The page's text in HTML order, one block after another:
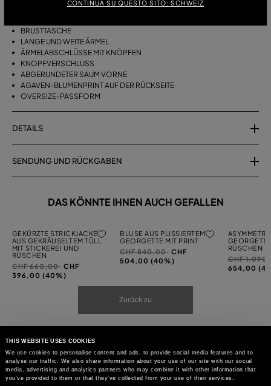
THIS WEBSITE USES COOKIES
We use cookies to personalise content and ads, to provide social media features and to
analyse our traffic. We also share information about your use of our site with our social
media, advertising and analytics partners who may combine it with other information that
you’ve provided to them or that they’ve collected from your use of their services.
CONTINUA SU QUESTO SITO: SCHWEIZ
BAUMWOLLPOPELINE
BRUSTTASCHE
LANGE UND WEITE ÄRMEL
ÄRMELABSCHLÜSSE MIT KNÖPFEN
KNOPFVERSCHLUSS
ABGERUNDETER SAUM VORNE
AGAVEN-BLUMENPRINT AUF DER RÜCKSEITE
OVERSIZE-PASSFORM
DETAILS
SENDUNG UND RÜCKGABEN
DAS KÖNNTE IHNEN AUCH GEFALLEN
GEKÜRZTE STRICKJACKE
AUS GEKRÄUSELTEM TÜLL
MIT STICKEREI UND
RÜSCHEN
Preis
reduziert
CHF 660,00auf
CHF
396,00 (40%)
BLUSE AUS PLISSIERTEM
GEORGETTE MIT PRINT
Preis
reduziert
CHF 840,00auf
CHF
504,00 (40%)
RÜSCHEN
Preis
reduziert
CHF
654,00
Zurück zu